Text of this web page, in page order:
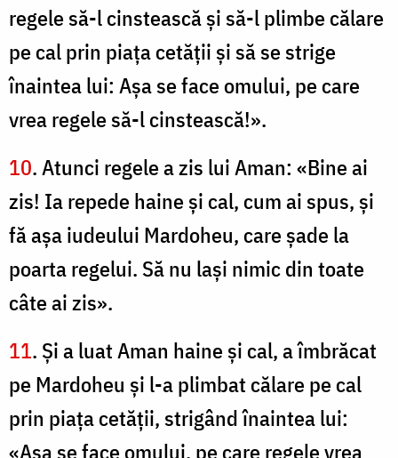
regele să-l cinstească şi să-l plimbe călare
pe cal prin piaţa cetăţii şi să se strige
înaintea lui: Aşa se face omului, pe care
vrea regele să-l cinstească!».
10. Atunci regele a zis lui Aman: «Bine ai
zis! Ia repede haine şi cal, cum ai spus, şi
fă aşa iudeului Mardoheu, care şade la
poarta regelui. Să nu laşi nimic din toate
câte ai zis».
11. Şi a luat Aman haine şi cal, a îmbrăcat
pe Mardoheu şi l-a plimbat călare pe cal
prin piaţa cetăţii, strigând înaintea lui:
«Aşa se face omului, pe care regele vrea